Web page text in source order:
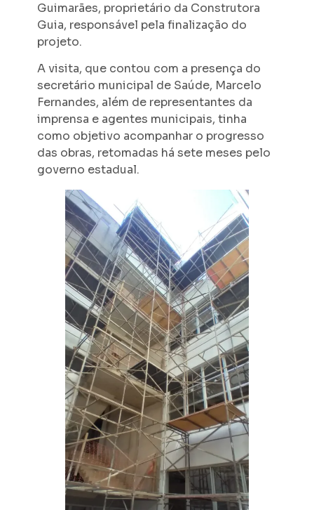
Guimarães, proprietário da Construtora
Guia, responsável pela finalização do
projeto.
A visita, que contou com a presença do
secretário municipal de Saúde, Marcelo
Fernandes, além de representantes da
imprensa e agentes municipais, tinha
como objetivo acompanhar o progresso
das obras, retomadas há sete meses pelo
governo estadual.